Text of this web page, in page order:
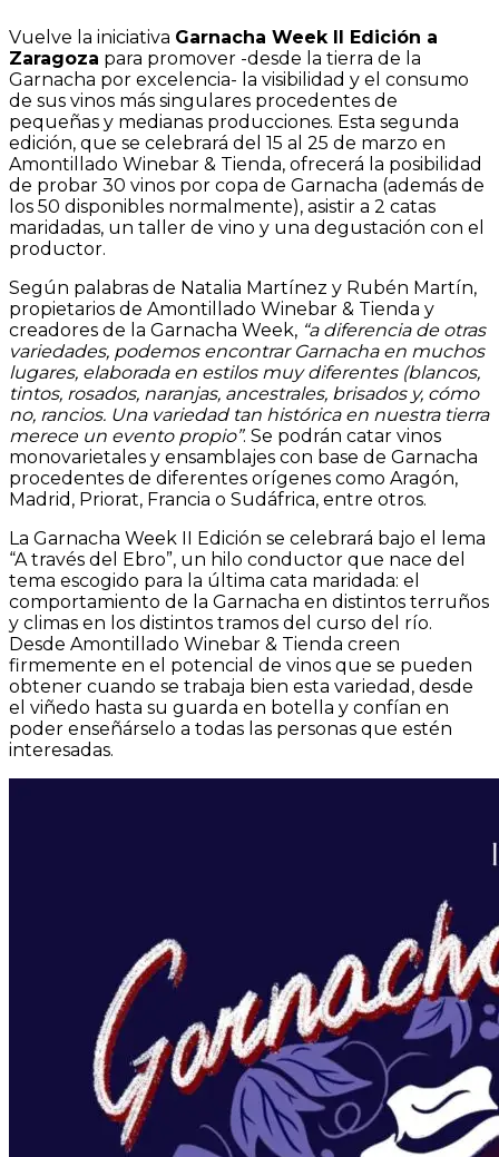
Vuelve la iniciativa Garnacha Week II Edición a
Zaragoza para promover -desde la tierra de la
Garnacha por excelencia- la visibilidad y el consumo
de sus vinos más singulares procedentes de
pequeñas y medianas producciones. Esta segunda
edición, que se celebrará del 15 al 25 de marzo en
Amontillado Winebar & Tienda, ofrecerá la posibilidad
de probar 30 vinos por copa de Garnacha (además de
los 50 disponibles normalmente), asistir a 2 catas
maridadas, un taller de vino y una degustación con el
productor.
Según palabras de Natalia Martínez y Rubén Martín,
propietarios de Amontillado Winebar & Tienda y
creadores de la Garnacha Week, “a diferencia de otras
variedades, podemos encontrar Garnacha en muchos
lugares, elaborada en estilos muy diferentes (blancos,
tintos, rosados, naranjas, ancestrales, brisados y, cómo
no, rancios. Una variedad tan histórica en nuestra tierra
merece un evento propio”. Se podrán catar vinos
monovarietales y ensamblajes con base de Garnacha
procedentes de diferentes orígenes como Aragón,
Madrid, Priorat, Francia o Sudáfrica, entre otros.
La Garnacha Week II Edición se celebrará bajo el lema
“A través del Ebro”, un hilo conductor que nace del
tema escogido para la última cata maridada: el
comportamiento de la Garnacha en distintos terruños
y climas en los distintos tramos del curso del río.
Desde Amontillado Winebar & Tienda creen
firmemente en el potencial de vinos que se pueden
obtener cuando se trabaja bien esta variedad, desde
el viñedo hasta su guarda en botella y confían en
poder enseñárselo a todas las personas que estén
interesadas.